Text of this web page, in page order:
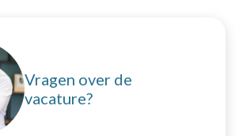
Vragen over de
vacature?